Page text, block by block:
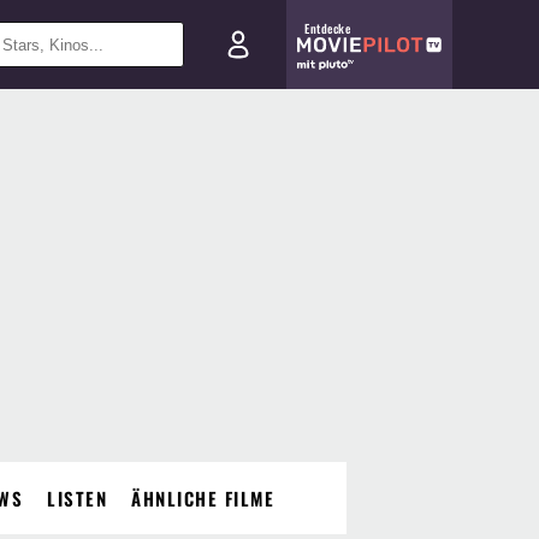
Entdecke
LISTEN ÄHNLICHE FILME